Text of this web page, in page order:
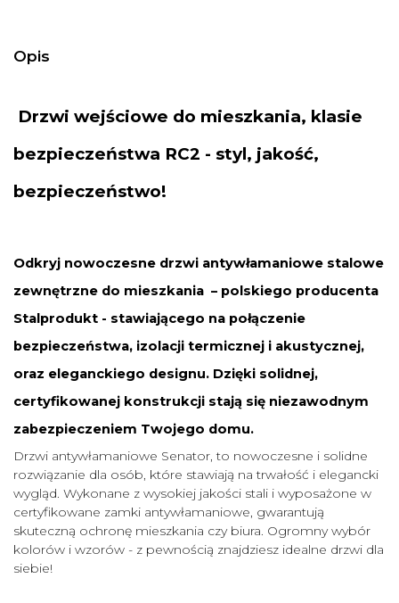
Opis
Drzwi wejściowe do mieszkania, klasie
bezpieczeństwa RC2 - styl, jakość,
bezpieczeństwo!
Odkryj nowoczesne drzwi antywłamaniowe stalowe
zewnętrzne do mieszkania – polskiego producenta
Stalprodukt - stawiającego na połączenie
bezpieczeństwa, izolacji termicznej i akustycznej,
oraz eleganckiego designu. Dzięki solidnej,
certyfikowanej konstrukcji stają się niezawodnym
zabezpieczeniem Twojego domu.
Drzwi antywłamaniowe Senator, to nowoczesne i solidne
rozwiązanie dla osób, które stawiają na trwałość i elegancki
wygląd. Wykonane z wysokiej jakości stali i wyposażone w
certyfikowane zamki antywłamaniowe, gwarantują
skuteczną ochronę mieszkania czy biura. Ogromny wybór
kolorów i wzorów - z pewnością znajdziesz idealne drzwi dla
siebie!